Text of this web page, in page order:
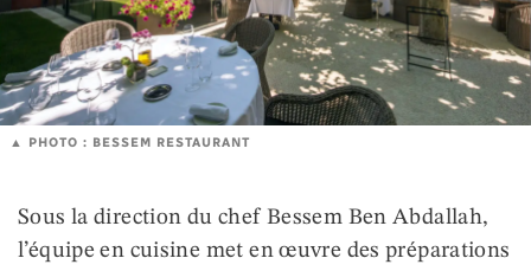
PHOTO : BESSEM RESTAURANT
Sous la direction du chef Bessem Ben Abdallah,
l’équipe en cuisine met en œuvre des préparations